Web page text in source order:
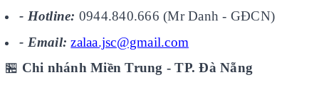
- Hotline: 0944.840.666 (Mr Danh - GĐCN)
- Email: zalaa.jsc@gmail.com
🏪 Chi nhánh Miền Trung - TP. Đà Nẵng